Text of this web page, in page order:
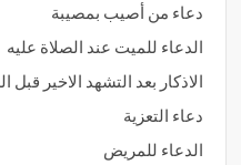
دعاء من أصيب بمصيبة
الدعاء للميت عند الصلاة عليه
الاذكار بعد التشهد الاخير قبل
دعاء التعزية
الدعاء للمريض